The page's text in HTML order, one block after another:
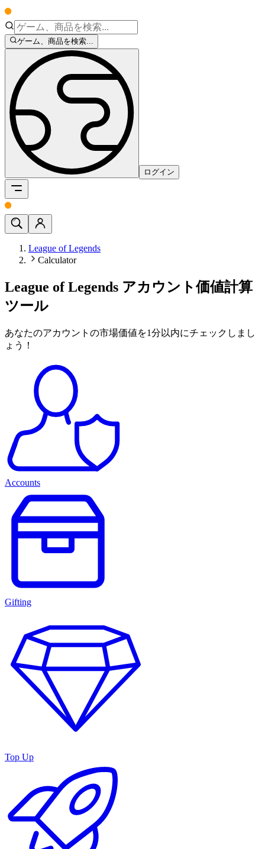
ゲーム、商品を検索...
ログイン
League of Legends
Calculator
League of Legends アカウント価値計算
ツール
あなたのアカウントの市場価値を1分以内にチェックしまし
ょう！
Accounts
Gifting
Top Up